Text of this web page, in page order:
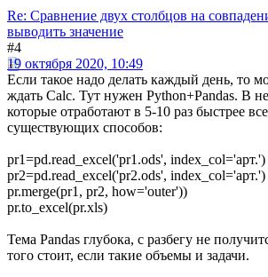
Re: Сравнение двух столбцов на
выводить значение
#4
19 октября 2020, 10:49
Если такое надо делать каждый день, то
ждать Calc. Тут нужен Python+Pandas. В
которые отработают в 5-10 раз быстрее
существующих способов:
pr1=pd.read_excel('pr1.ods', index_col='арт.')
pr2=pd.read_excel('pr2.ods', index_col='арт.')
pr.merge(pr1, pr2, how='outer'))
pr.to_excel(pr.xls)
Тема Pandas глубока, с разбегу не
того стоит, если такие объемы и задачи.